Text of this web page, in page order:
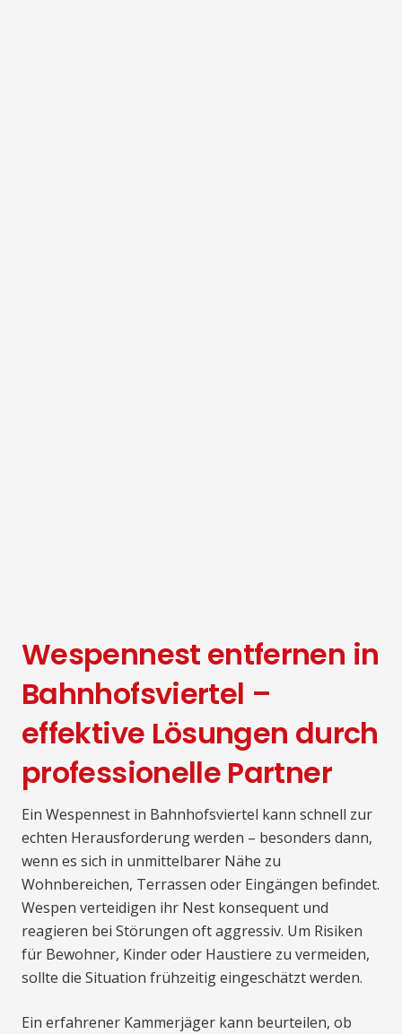
Wespennest entfernen in
Bahnhofsviertel –
effektive Lösungen durch
professionelle Partner
Ein Wespennest in Bahnhofsviertel kann schnell zur
echten Herausforderung werden – besonders dann,
wenn es sich in unmittelbarer Nähe zu
Wohnbereichen, Terrassen oder Eingängen befindet.
Wespen verteidigen ihr Nest konsequent und
reagieren bei Störungen oft aggressiv. Um Risiken
für Bewohner, Kinder oder Haustiere zu vermeiden,
sollte die Situation frühzeitig eingeschätzt werden.
Ein erfahrener Kammerjäger kann beurteilen, ob